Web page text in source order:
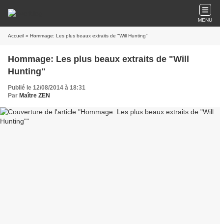
MENU
Accueil » Hommage: Les plus beaux extraits de "Will Hunting"
Hommage: Les plus beaux extraits de "Will
Hunting"
Publié le 12/08/2014 à 18:31
Par Maître ZEN